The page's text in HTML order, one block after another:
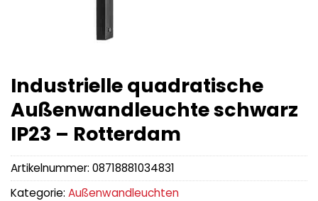
Industrielle quadratische
Außenwandleuchte schwarz
IP23 – Rotterdam
Artikelnummer: 08718881034831
Kategorie: Außenwandleuchten